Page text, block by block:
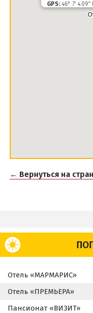
GPS: 46° 7' 4.09"
← Вернуться на
Отель «МАРМАРИС»
Отель «ПРЕМЬЕРА»
Пансионат «ВИЗИТ»